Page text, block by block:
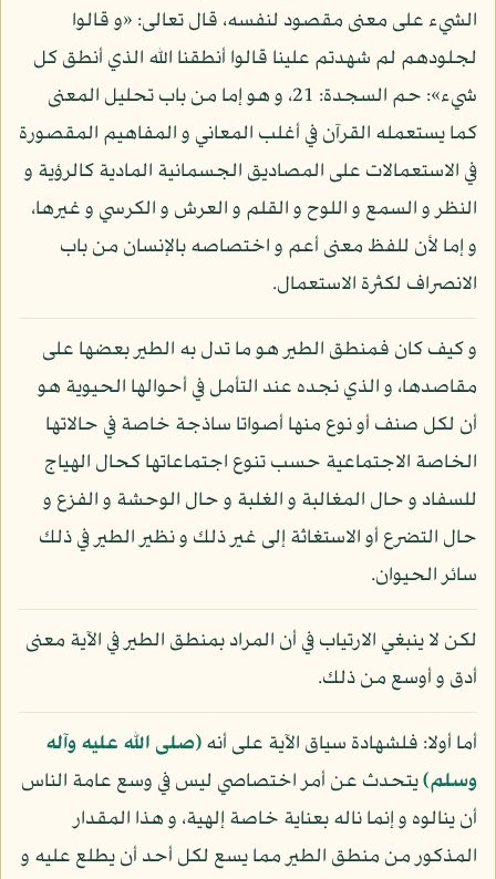
الشيء على معنى مقصود لنفسه، قال تعالى: «و قالوا
لجلودهم لم شهدتم علينا قالوا أنطقنا الله الذي أنطق كل
شيء»: حم السجدة: 21، و هو إما من باب تحليل المعنى
كما يستعمله القرآن في أغلب المعاني و المفاهيم المقصورة
في الاستعمالات على المصاديق الجسمانية المادية كالرؤية و
النظر و السمع و اللوح و القلم و العرش و الكرسي و غيرها،
و إما لأن للفظ معنى أعم و اختصاصه بالإنسان من باب
الانصراف لكثرة الاستعمال.
و كيف كان فمنطق الطير هو ما تدل به الطير بعضها على
مقاصدها، و الذي نجده عند التأمل في أحوالها الحيوية هو
أن لكل صنف أو نوع منها أصواتا ساذجة خاصة في حالاتها
الخاصة الاجتماعية حسب تنوع اجتماعاتها كحال الهياج
للسفاد و حال المغالبة و الغلبة و حال الوحشة و الفزع و
حال التضرع أو الاستغاثة إلى غير ذلك و نظير الطير في ذلك
سائر الحيوان.
لكن لا ينبغي الارتياب في أن المراد بمنطق الطير في الآية معنى
أدق و أوسع من ذلك.
أما أولا: فلشهادة سياق الآية على أنه(صلى الله عليه وآله
وسلم)يتحدث عن أمر اختصاصي ليس في وسع عامة الناس
أن ينالوه و إنما ناله بعناية خاصة إلهية، و هذا المقدار
المذكور من منطق الطير مما يسع لكل أحد أن يطلع عليه و